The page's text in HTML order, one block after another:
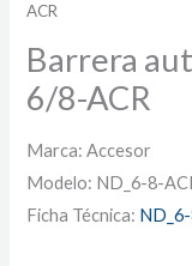
ACR
Barrera
6/8-ACR
Marca: Accesor
Modelo: ND_6-8-
Ficha Técnica: